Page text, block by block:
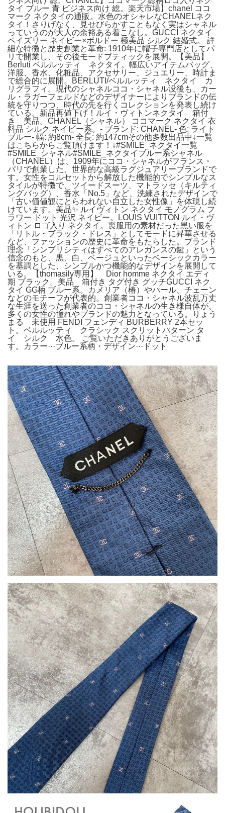
タイ ブルー 青 ビジネス向け 総。楽天市場】chanel ココ
マーク ネクタイの通販。水色のオシャレなCHANELネク
タイ！さりげなく、見せびらかすこともなく実はシャネル
っていうのが大人の余裕ある着こなし。GUCCI ネクタイ
ペイズリー ネイビー×ボルドー 極美品 シルク 結婚式。 詳
細な特徴と歴史創業と革命: 1910年に帽子専門店としてパ
リで開業し、その後モードブティックを展開。【美品】
Berluti ベルルッティ ネクタイ。幅広いアイテムバッグ、
洋服、香水、化粧品、アクセサリー、ジュエリー、時計ま
で総合的に展開。BERLUTI/ベルルッティ ネクタイ カ
リグラフィ。現代のシャネルココ・シャネル没後も、カー
ル・ラガーフェルドなどのデザイナーによりブランドの伝
統を守りつつ、時代の先を行くコレクションを発表し続け
ている。新品再値下げ！ルイ・ヴィトンネクタイ 箱付
き 美品。CHANEL（シャネル） ココマーク ネクタイ 衣
料品 シルク ネイビー系。- ブランド: CHANEL- 色: ライト
ブルー- 幅: 約8cm- 全長: 約147cmその他多数出品中↓一覧
はこちらからご覧頂けます！↓#SMILE_ネクタイ一覧
#SMILE_シャネル#SMILE_ネクタイブルー系シャネル
（CHANEL）は、1909年にココ・シャネルがフランス・
パリで創業した、世界的な高級ラグジュアリーブランドで
す。女性をコルセットから解放した機能的でシンプルなス
タイルが特徴で、ツイードスーツ、マトラッセ（キルティ
ングバッグ）、香水「No.5」など、洗練されたデザインで
「古い価値観にとらわれない自立した女性像」を体現し続
けています。美品✨ ルイヴィトン ネクタイ モノグラム フ
ラワー ドット 光沢 ネイビー。LOUIS VUITTON ルイ・ヴ
ィトン ロゴ入り ネクタイ。喪服用の素材だった黒い服を
「リトル・ブラック・ドレス」としてモードに昇華させる
など、ファッションの歴史に革命をもたらした。ブランド
理念「シンプリシティはすべてのアレガンスの鍵」という
信念のもと、黒、白、ベージュといったベーシックカラー
を基調とした、シンプルかつ機能的なデザインを展開して
いる。【thomasily専用】 Dior homme ネクタイ エディ
期 ブラック。美品 箱付き タグ付き グッチGUCCI ネク
タイ GG柄 ブルー系。カメリア（椿）やパール、チェーン
などのモチーフが代表的。創業者ココ・シャネル波乱万丈
な生涯を送った創業者のココ・シャネルの生き様自体が、
多くの女性の憧れやブランドの魅力となっている。りょう
まる 未使用 FENDI フェンディ BURBERRY 2本セッ
ト。ベルルッティ クラシック スクリットパターン タ
イ シルク 水色。 ご覧いただきありがとうございま
す。カラー···ブルー系柄・デザイン···ドット